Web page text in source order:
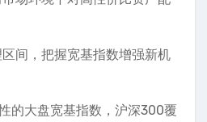
间，把握宽基指数增强新机
的大盘宽基指数，沪深300覆